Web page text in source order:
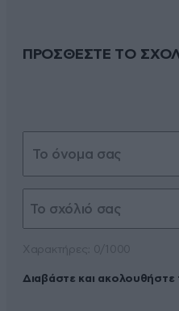
ΠΡΟΣΘΕΣΤΕ ΤΟ
Διαβάστε και